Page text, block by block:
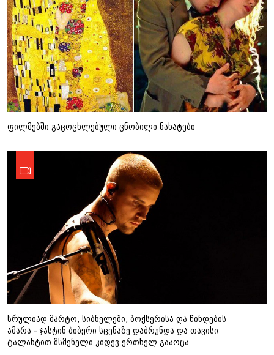
ფილმებში გაცოცხლებული ცნობილი ნახატები
სრულიად მარტო, სიბნელეში, ბოქსერისა და წინდების
ამარა - ჯასტინ ბიბერი სცენაზე დაბრუნდა და თავისი
ტალანტით მსმენელი კიდევ ერთხელ გააოცა